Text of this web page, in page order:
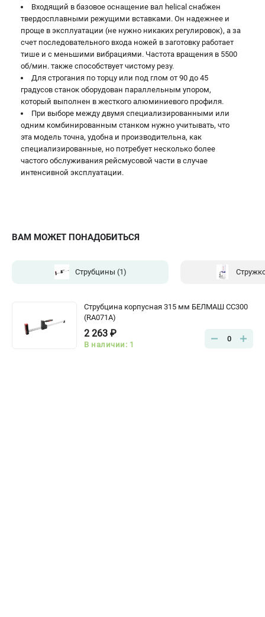
ВАМ МОЖЕТ ПОНАДОБИТЬСЯ
Струбцины (1)
Струбцина корпусная 315 мм БЕЛМАШ CC300
(RA071A)
2 263 ₽
В наличии: 1
0
Входящий в базовое оснащение вал helical снабжен
твердосплавными режущими вставками. Он надежнее и
проще в эксплуатации (не нужно никаких регулировок), а за
счет последовательного входа ножей в заготовку работает
тише и с меньшими вибрациями. Частота вращения в 5500
об/мин. также способствует чистому резу.
Для строгания по торцу или под глом от 90 до 45
градусов станок оборудован параллельным упором,
который выполнен в жесткого алюминиевого профиля.
При выборе между двумя специализированными или
одним комбинированным станком нужно учитывать, что
эта модель точна, удобна и производительна, как
специализированные, но потребует несколько более
частого обслуживания рейсмусовой части в случае
интенсивной эксплуатации.